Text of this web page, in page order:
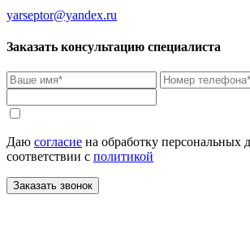
yarseptor@yandex.ru
Заказать консультацию специалиста
Даю согласие на обработку персональных
соответствии с политикой
Заказать звонок